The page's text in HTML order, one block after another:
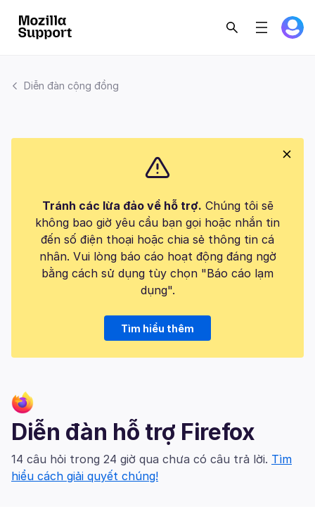
Diễn đàn cộng đồng
Tránh các lừa đảo về hỗ trợ. Chúng tôi sẽ
không bao giờ yêu cầu bạn gọi hoặc nhắn tin
đến số điện thoại hoặc chia sẻ thông tin cá
nhân. Vui lòng báo cáo hoạt động đáng ngờ
bằng cách sử dụng tùy chọn "Báo cáo lạm
dụng".
Tìm hiểu thêm
Diễn đàn hỗ trợ Firefox
14 câu hỏi trong 24 giờ qua chưa có câu trả lời. Tìm
hiểu cách giải quyết chúng!